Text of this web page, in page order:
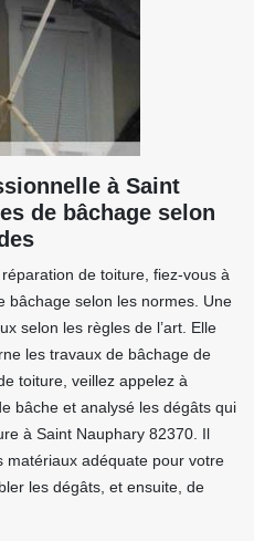
à Saint
de bâchage selon
de toiture, fiez-vous à
bâchage selon les normes. Une
selon les règles de l’art. Elle
les travaux de bâchage de
toiture, veillez appelez à
bâche et analysé les dégâts qui
à Saint Nauphary 82370. Il
matériaux adéquate pour votre
les dégâts, et ensuite, de